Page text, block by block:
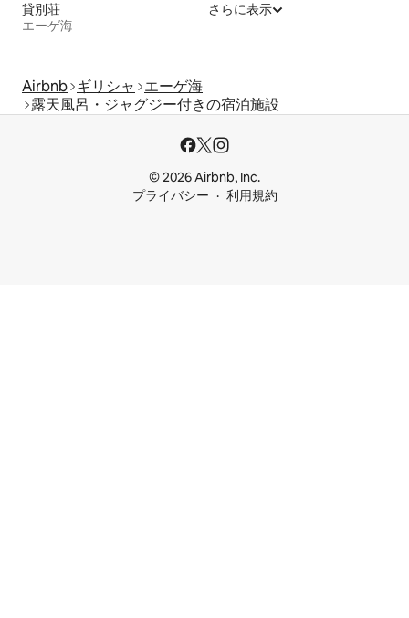
貸別荘
エーゲ海
さらに表示
Airbnb ギリシャ
エーゲ海
露天風呂・ジャグジー付きの宿泊施設
© 2026 Airbnb, Inc.
プライバシー
利用規約